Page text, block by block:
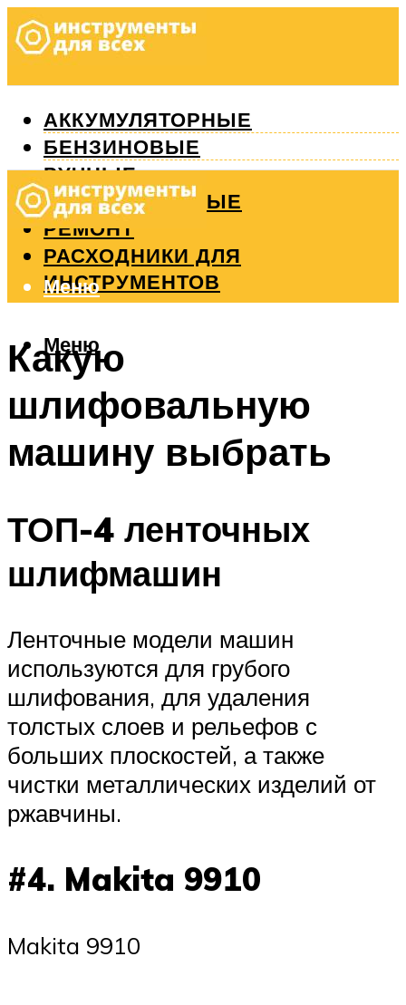
АККУМУЛЯТОРНЫЕ
БЕНЗИНОВЫЕ
РУЧНЫЕ
ИЗМЕРИТЕЛЬНЫЕ
РЕМОНТ
РАСХОДНИКИ ДЛЯ
ИНСТРУМЕНТОВ
Меню
Меню
Какую
шлифовальную
машину выбрать
ТОП-4 ленточных
шлифмашин
Ленточные модели машин
используются для грубого
шлифования, для удаления
толстых слоев и рельефов с
больших плоскостей, а также
чистки металлических изделий от
ржавчины.
#4. Makita 9910
Makita 9910